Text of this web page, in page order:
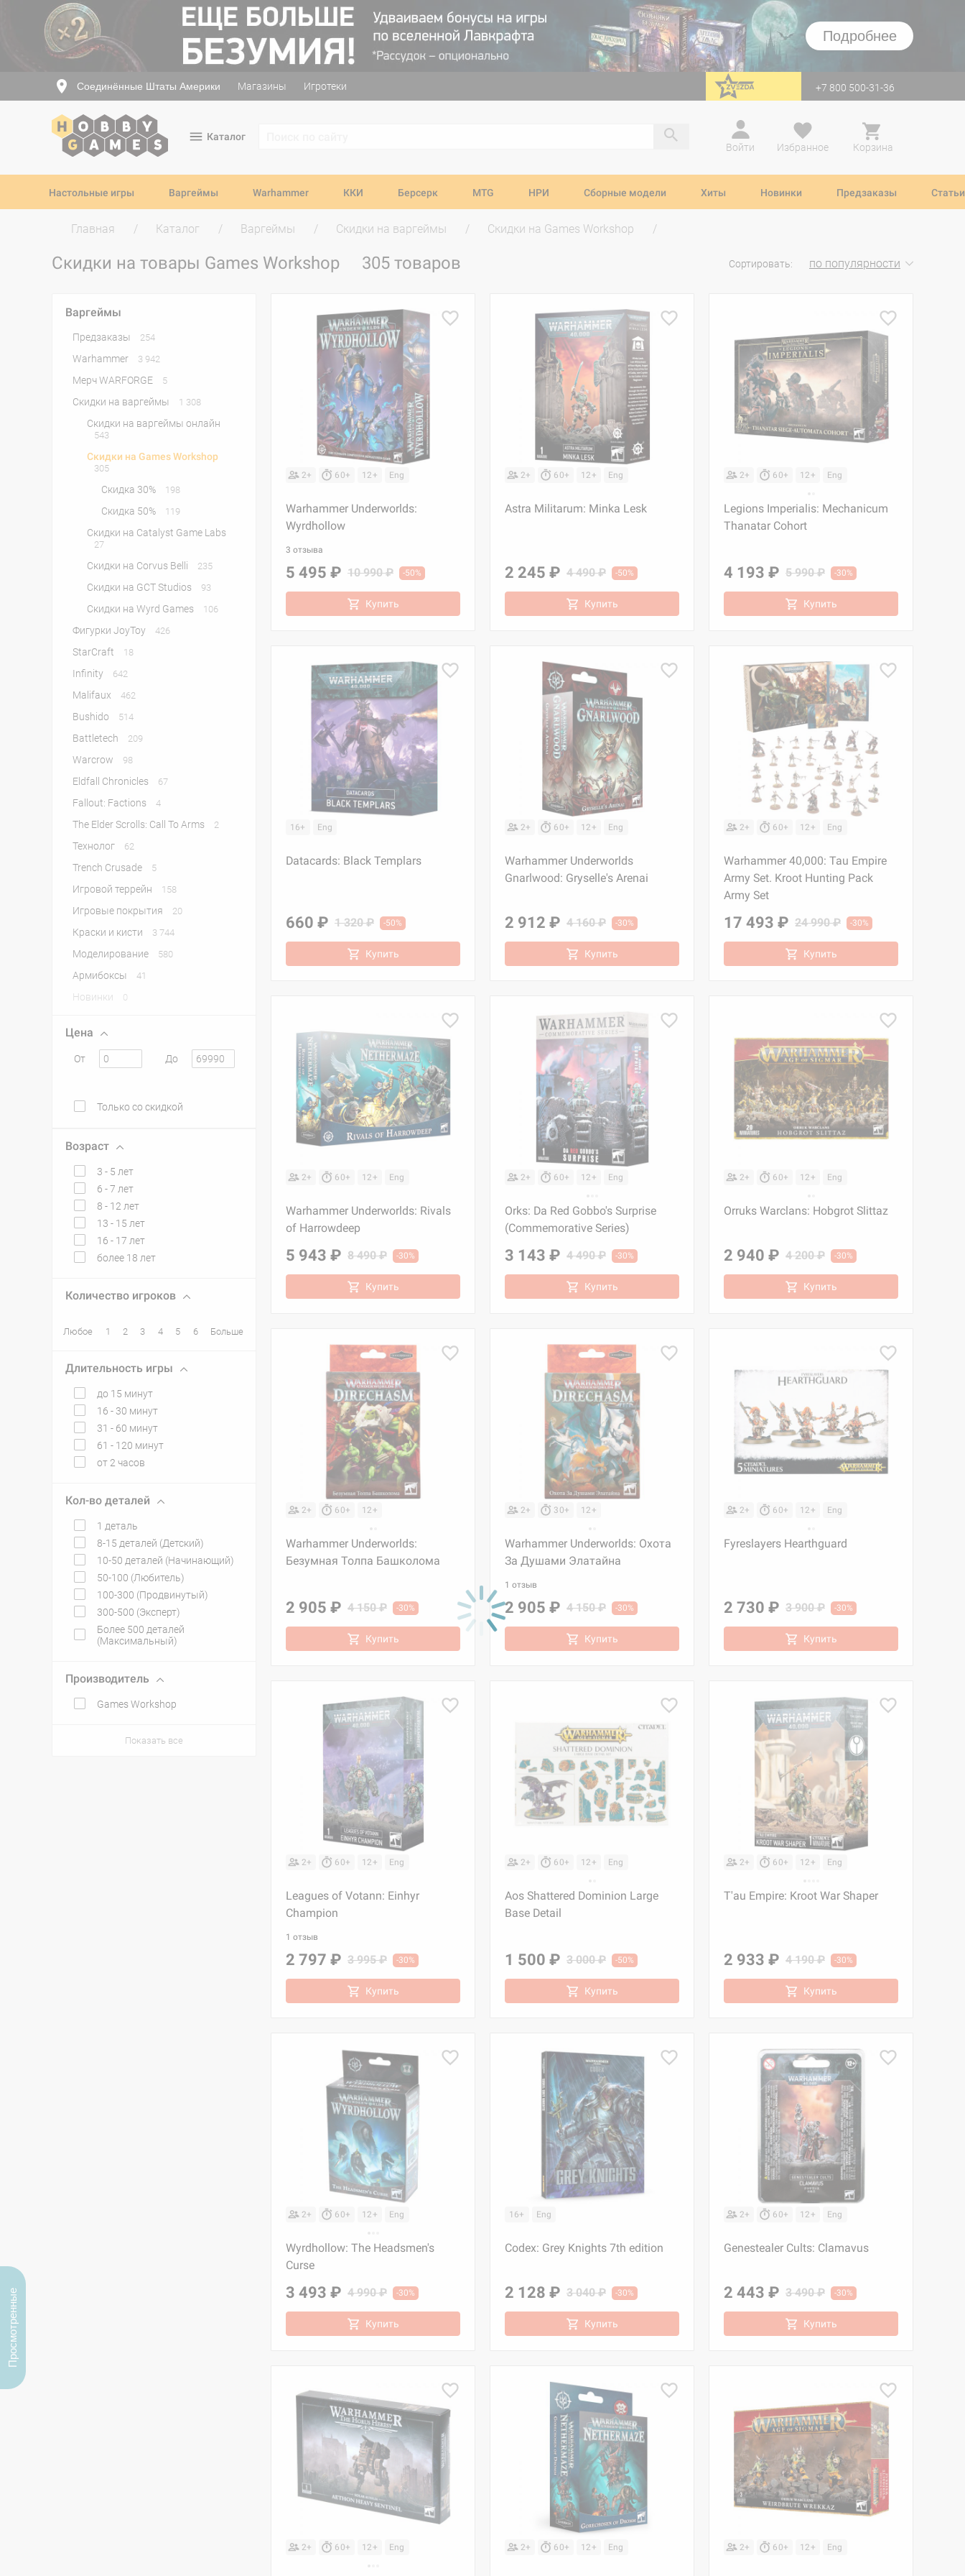
Подробнее
Соединённые Штаты Америки Магазины Игротеки перейти на Zvezda +7 800 500-31-36
Каталог
Войти
Избранное Корзина
Настольные игры Варгеймы Warhammer ККИ Берсерк MTG НРИ Сборные модели Хиты Новинки Предзаказы Статьи
Главная Каталог Варгеймы Скидки на варгеймы Скидки на Games Workshop
Скидки на товары Games Workshop 305 товаров Сортировать: по популярности
Варгеймы
Предзаказы 254
Warhammer 3 942
Мерч WARFORGE 5
Скидки на варгеймы 1 308
Скидки на варгеймы онлайн
543
Скидки на Games Workshop
305
Скидка 30% 198
Скидка 50% 119
Скидки на Catalyst Game Labs
27
Скидки на Corvus Belli 235
Скидки на GCT Studios 93
Скидки на Wyrd Games 106
Фигурки JoyToy 426
StarСraft 18
Infinity 642
Malifaux 462
Bushido 514
Battletech 209
Warcrow 98
Eldfall Chronicles 67
Fallout: Factions 4
The Elder Scrolls: Call To Arms 2
Технолог 62
Trench Crusade 5
Игровой террейн 158
Игровые покрытия 20
Краски и кисти 3 744
Моделирование 580
Армибоксы 41
Новинки 0
Цена
От До
Только со скидкой
Возраст
3 - 5 лет
6 - 7 лет
8 - 12 лет
13 - 15 лет
16 - 17 лет
более 18 лет
Количество игроков
Любое 1 2 3 4 5 6 Больше
Длительность игры
до 15 минут
16 - 30 минут
31 - 60 минут
61 - 120 минут
от 2 часов
Кол-во деталей
1 деталь
8-15 деталей (Детский)
10-50 деталей (Начинающий)
50-100 (Любитель)
100-300 (Продвинутый)
300-500 (Эксперт)
Более 500 деталей
(Максимальный)
Производитель
Games Workshop
Показать все
2+ 60+ 12+ Eng
Warhammer Underworlds:
Wyrdhollow
3 отзыва
5 495 ₽ 10 990 ₽ -50%
Купить
2+ 60+ 12+ Eng
Astra Militarum: Minka Lesk
2 245 ₽ 4 490 ₽ -50%
Купить
2+ 60+ 12+ Eng
Legions Imperialis: Mechanicum
Thanatar Cohort
4 193 ₽ 5 990 ₽ -30%
Купить
16+ Eng
Datacards: Black Templars
660 ₽ 1 320 ₽ -50%
Купить
2+ 60+ 12+ Eng
Warhammer Underworlds
Gnarlwood: Gryselle's Arenai
2 912 ₽ 4 160 ₽ -30%
Купить
2+ 60+ 12+ Eng
Warhammer 40,000: Tau Empire
Army Set. Kroot Hunting Pack
Army Set
17 493 ₽ 24 990 ₽ -30%
Купить
2+ 60+ 12+ Eng
Warhammer Underworlds: Rivals
of Harrowdeep
5 943 ₽ 8 490 ₽ -30%
Купить
2+ 60+ 12+ Eng
Orks: Da Red Gobbo's Surprise
(Commemorative Series)
3 143 ₽ 4 490 ₽ -30%
Купить
2+ 60+ 12+ Eng
Orruks Warclans: Hobgrot Slittaz
2 940 ₽ 4 200 ₽ -30%
Купить
2+ 60+ 12+
Warhammer Underworlds:
Безумная Толпа Башколома
2 905 ₽ 4 150 ₽ -30%
Купить
2+ 30+ 12+
Warhammer Underworlds: Охота
За Душами Элатайна
1 отзыв
2 905 ₽ 4 150 ₽ -30%
Купить
2+ 60+ 12+ Eng
Fyreslayers Hearthguard
2 730 ₽ 3 900 ₽ -30%
Купить
2+ 60+ 12+ Eng
Leagues of Votann: Einhyr
Champion
1 отзыв
2 797 ₽ 3 995 ₽ -30%
Купить
2+ 60+ 12+ Eng
Aos Shattered Dominion Large
Base Detail
1 500 ₽ 3 000 ₽ -50%
Купить
2+ 60+ 12+ Eng
T'au Empire: Kroot War Shaper
2 933 ₽ 4 190 ₽ -30%
Купить
2+ 60+ 12+ Eng
Wyrdhollow: The Headsmen's
Curse
3 493 ₽ 4 990 ₽ -30%
Купить
16+ Eng
Codex: Grey Knights 7th edition
2 128 ₽ 3 040 ₽ -30%
Купить
2+ 60+ 12+ Eng
Genestealer Cults: Clamavus
2 443 ₽ 3 490 ₽ -30%
Купить
2+ 60+ 12+ Eng 2+ 60+ 12+ Eng 2+ 60+ 12+ Eng
Просмотренные